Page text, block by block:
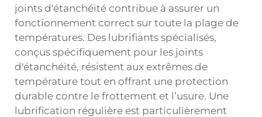
joints d'étanchéité contribue à assurer un
fonctionnement correct sur toute la plage de
températures. Des lubrifiants spécialisés,
conçus spécifiquement pour les joints
d'étanchéité, résistent aux extrêmes de
température tout en offrant une protection
durable contre le frottement et l’usure. Une
lubrification régulière est particulièrement